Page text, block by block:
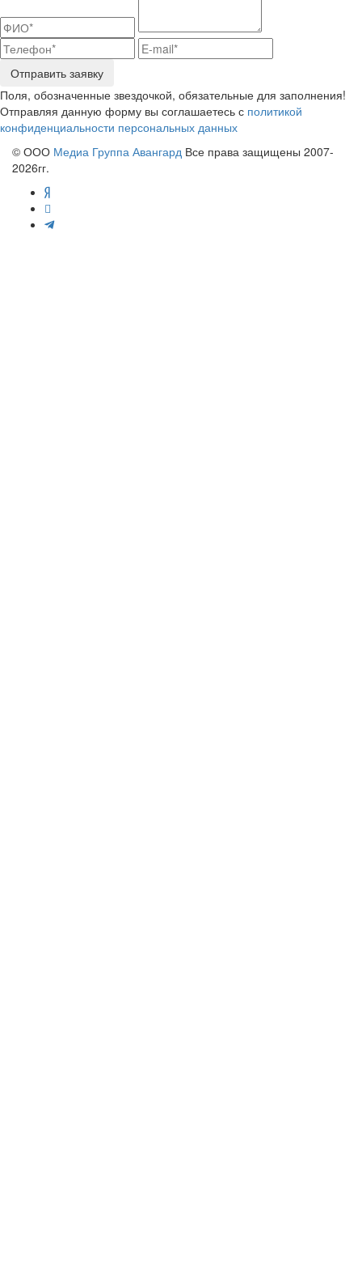
Отправить заявку
Поля, обозначенные звездочкой, обязательные для заполнения!
Отправляя данную форму вы соглашаетесь с политикой
конфиденциальности персональных данных
© ООО Медиа Группа Авангард Все права защищены 2007-
2026гг.